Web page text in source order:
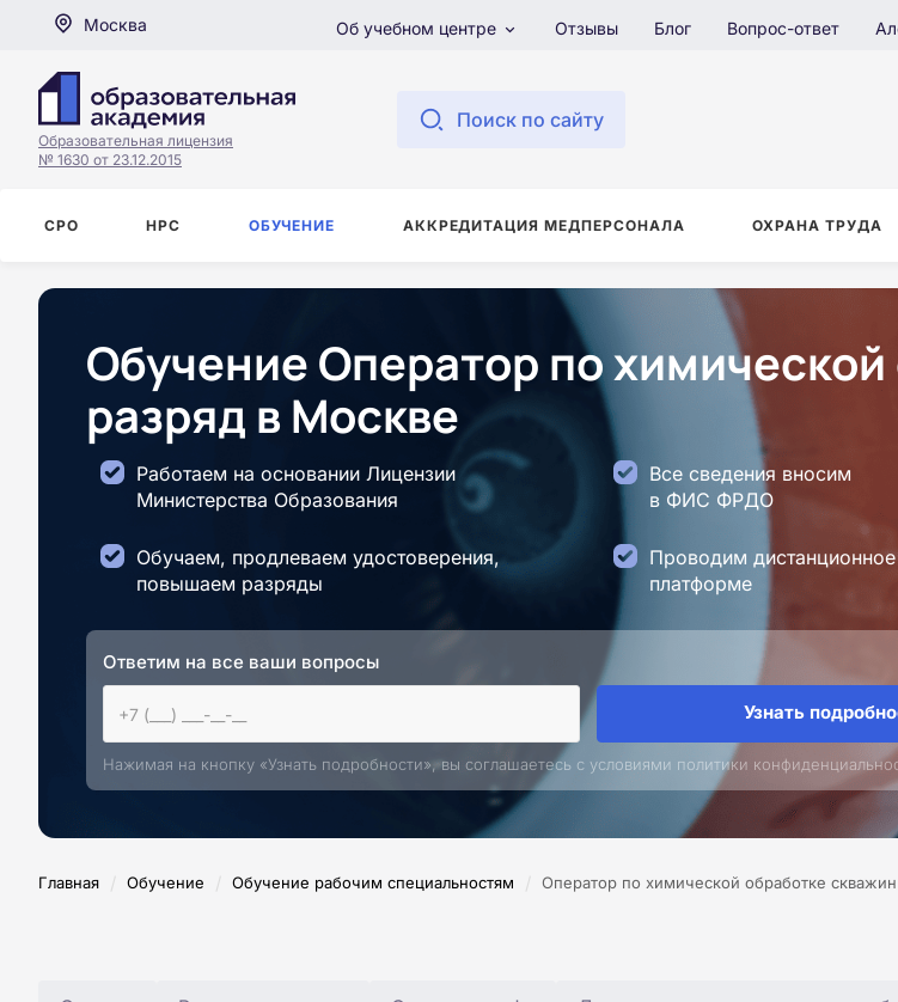
Москва Об учебном центре Отзывы Блог Вопрос-ответ
Образовательная лицензия
№ 1630 от 23.12.2015
Поиск по сайту
СРО НРС ОБУЧЕНИЕ АККРЕДИТАЦИЯ МЕДПЕРСОНАЛА ОХРАНА ТРУДА
Обучение Оператор по
разряд в Москве
Работаем на основании Лицензии
Министерства Образования
Все сведения вносим
в ФИС ФРДО
Обучаем, продлеваем удостоверения,
повышаем разряды
Проводим
платформе
Ответим на все ваши вопросы
Узнать
Нажимая на кнопку «Узнать подробности», вы соглашаетесь с условиями политики
Главная / Обучение / Обучение рабочим специальностям / Оператор по химической обработке